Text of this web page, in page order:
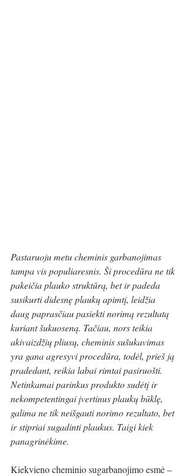
Pastaruoju metu cheminis garbanojimas
tampa vis populiaresnis. Ši procedūra ne tik
pakeičia plauko struktūrą, bet ir padeda
susikurti didesnę plaukų apimtį, leidžia
daug paprasčiau pasiekti norimą rezultatą
kuriant šukuoseną. Tačiau, nors teikia
akivaizdžių pliusų, cheminis sušukavimas
yra gana agresyvi procedūra, todėl, prieš ją
pradedant, reikia labai rimtai pasiruošti.
Netinkamai parinkus produkto sudėtį ir
nekompetentingai įvertinus plaukų būklę,
galima ne tik neišgauti norimo rezultato, bet
ir stipriai sugadinti plaukus. Taigi kiek
panagrinėkime.
Kiekvieno cheminio sugarbanojimo esmė –